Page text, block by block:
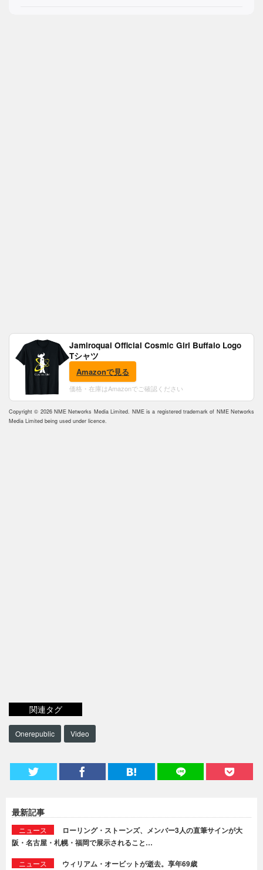
Jamiroquai Official Cosmic Girl Buffalo Logo
Tシャツ
Amazonで見る
価格・在庫はAmazonでご確認ください
Copyright © 2026 NME Networks Media Limited. NME is a registered trademark of NME Networks
Media Limited being used under licence.
関連タグ
Onerepublic Video
最新記事
ニュース
ローリング・ストーンズ、メンバー3人の直筆サインが大
阪・名古屋・札幌・福岡で展示されること…
ニュース ウィリアム・オービットが逝去。享年69歳